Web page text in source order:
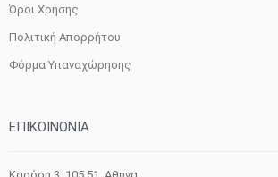
Όροι Χρήσης
Πολιτική Απορρήτου
Φόρμα Υπαναχώρησης
ΕΠΙΚΟΙΝΩΝΙΑ